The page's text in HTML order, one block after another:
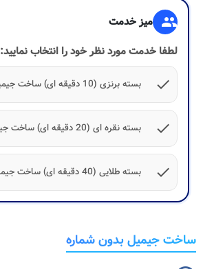
group میز خدمت
لطفا خدمت مورد نظر خود را انتخاب نمایید:
check
بسته برنزی (10 دقیقه ای) ساخت جیمیل بدون شماره
check بسته نقره ای (20 دقیقه ای) ساخت جیمیل بدون شماره
check بسته طلایی (40 دقیقه ای) ساخت جیمیل بدون شماره
ساخت جیمیل بدون شماره